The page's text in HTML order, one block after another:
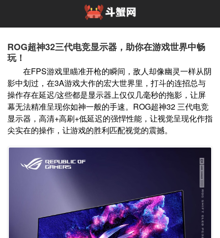
ROG超神32三代电竞显示器，助你在游戏世界中畅
玩！
在FPS游戏里瞄准开枪的瞬间，敌人却像幽灵一样从阴
影中划过，在3A游戏大作的宏大世界里，打斗的连招总与
操作存在延迟/这些都是显示器上仅仅几毫秒的拖影，让屏
幕无法精准呈现你如神一般的手速。ROG超神32 三代电竞
显示器，高清+高刷+低延迟的强悍性能，让视觉呈现化作指
尖实在的操作，让游戏的胜利匹配视觉的震撼。